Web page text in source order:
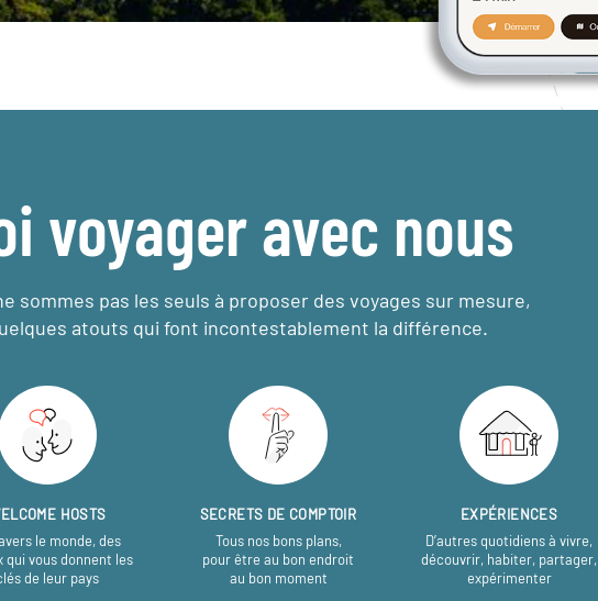
voyager avec nous
sommes pas les seuls à proposer des voyages sur mesure,
atouts qui font incontestablement la différence.
HOSTS
le monde, des
qui vous donnent les
de leur pays
SECRETS DE COMPTOIR
Tous nos bons plans,
pour être au bon endroit
au bon moment
EXPÉRIENCES
D’autres quotidiens à vivre,
découvrir, habiter, partager,
expérimenter